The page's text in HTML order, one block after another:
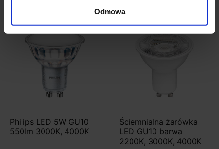
Odmowa
Philips LED 5W GU10
550lm 3000K, 4000K
Ściemnialna żarówka
LED GU10 barwa
2200K, 3000K, 4000K